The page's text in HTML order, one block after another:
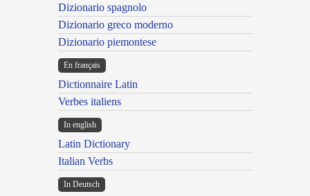
Dizionario spagnolo
Dizionario greco moderno
Dizionario piemontese
En français
Dictionnaire Latin
Verbes italiens
In english
Latin Dictionary
Italian Verbs
In Deutsch